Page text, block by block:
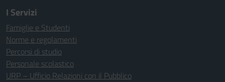
I Servizi
Famiglie e Studenti
Norme e regolamenti
Percorsi di studio
Personale scolastico
URP – Ufficio Relazioni con il Pubblico